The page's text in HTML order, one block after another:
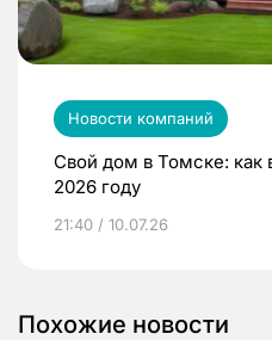
Новости компаний
Свой дом в Томске: как
2026 году
21:40 / 10.07.26
Похожие новости